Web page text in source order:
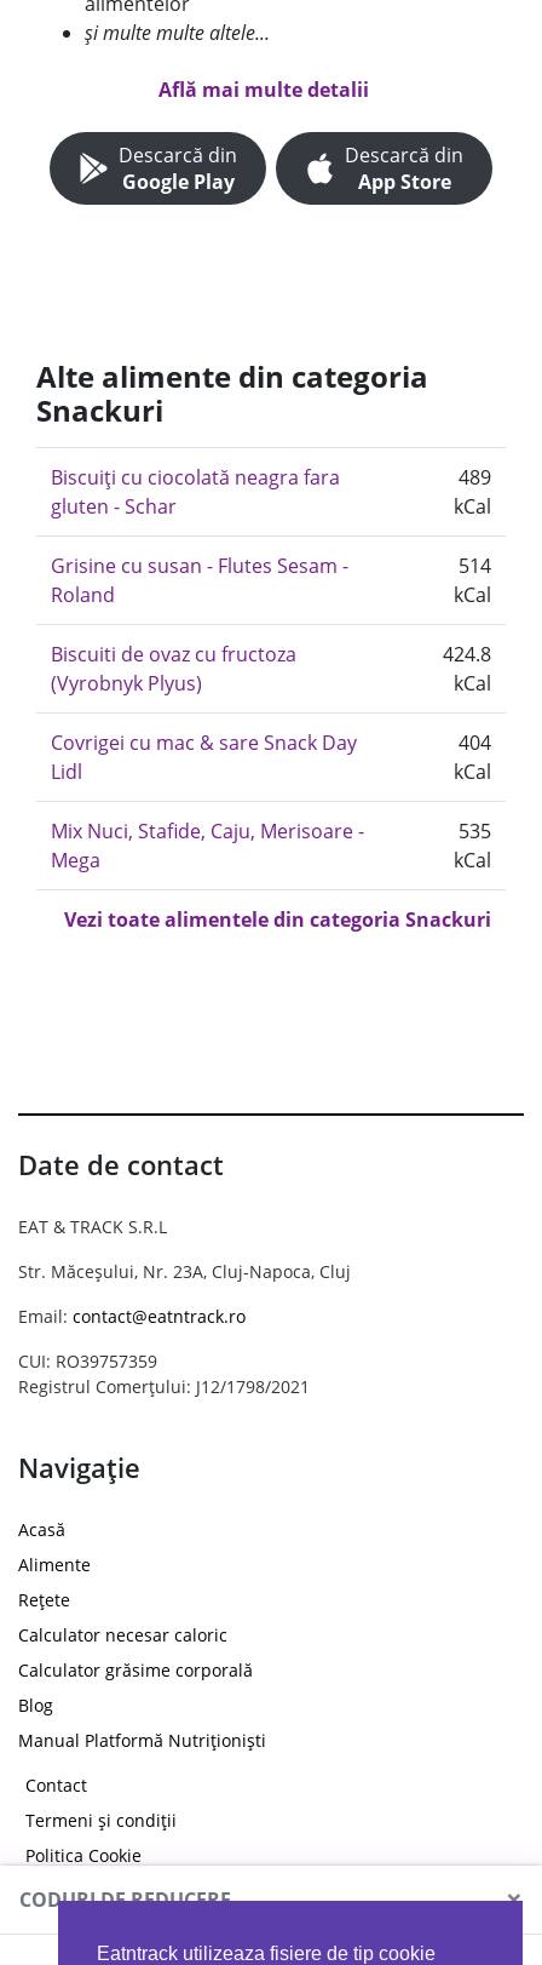
Eatntrack utilizeaza fisiere de tip cookie
și multe multe altele...
Află mai multe detalii
Descarcă din
Google Play
Descarcă din
App Store
Alte alimente din categoria
Snackuri
Biscuiți cu ciocolată neagra fara
gluten - Schar
489
kCal
Grisine cu susan - Flutes Sesam -
Roland
514
kCal
Biscuiti de ovaz cu fructoza
(Vyrobnyk Plyus)
424.8
kCal
Covrigei cu mac & sare Snack Day
Lidl
404
kCal
Mix Nuci, Stafide, Caju, Merisoare -
Mega
535
kCal
Vezi toate alimentele din categoria Snackuri
Date de contact
EAT & TRACK S.R.L
Str. Măceșului, Nr. 23A, Cluj-Napoca, Cluj
Email: contact@eatntrack.ro
CUI: RO39757359
Registrul Comerțului: J12/1798/2021
Navigație
Acasă
Alimente
Rețete
Calculator necesar caloric
Calculator grăsime corporală
Blog
Manual Platformă Nutriționiști
Contact
Termeni și condiții
Politica Cookie
Politica de confidențialitate
CODURI DE REDUCERE ×